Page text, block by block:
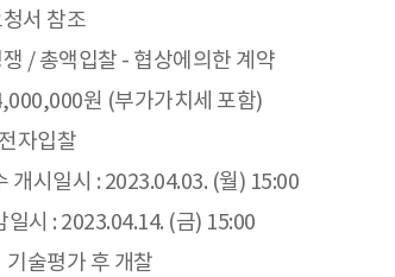
서 참조
/ 총액입찰 - 협상에의한 계약
원 (부가가치세 포함)
자입찰
개시일시 : 2023.04.03. (월) 15:00
일시 : 2023.04.14. (금) 15:00
기술평가 후 개찰